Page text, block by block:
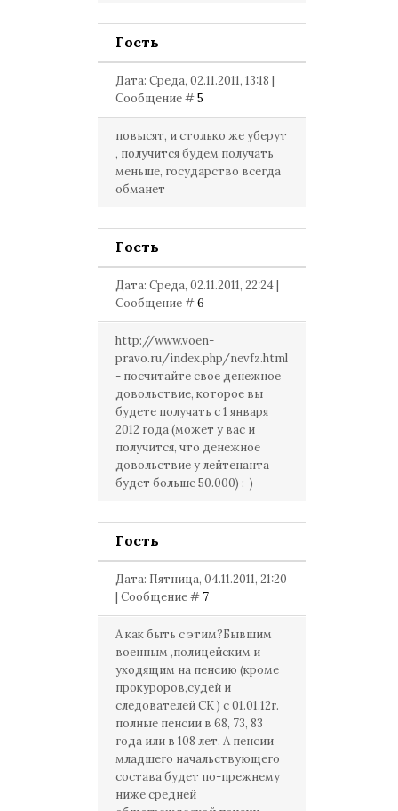
Гость
Дата: Среда, 02.11.2011, 13:18 |
Сообщение #5
повысят, и столько же уберут
, получится будем получать
меньше, государство всегда
обманет
Гость
Дата: Среда, 02.11.2011, 22:24 |
Сообщение #6
http://www.voen-
pravo.ru/index.php/nevfz.html
- посчитайте свое денежное
довольствие, которое вы
будете получать с 1 января
2012 года (может у вас и
получится, что денежное
довольствие у лейтенанта
будет больше 50.000) :-)
Гость
Дата: Пятница, 04.11.2011, 21:20
| Сообщение # 7
А как быть с этим?Бывшим
военным ,полицейским и
уходящим на пенсию (кроме
прокуроров,судей и
следователей СК ) с 01.01.12г.
полные пенсии в 68, 73, 83
года или в 108 лет. А пенсии
младшего начальствующего
состава будет по-прежнему
ниже средней